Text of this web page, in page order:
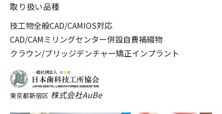
取り扱い品種
技工物全般CAD/CAMIOS対応
CAD/CAMミリングセンター併設自費補綴物
クラウン/ブリッジデンチャー矯正インプラント
東京都新宿区 株式会社AuBe